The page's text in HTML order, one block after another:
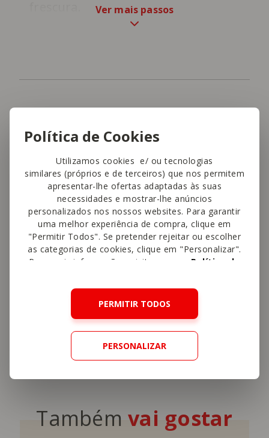
Política de Cookies
Utilizamos cookies e/ ou tecnologias
similares (próprios e de terceiros) que nos permitem
apresentar-lhe ofertas adaptadas às suas
necessidades e mostrar-lhe anúncios
personalizados nos nossos websites. Para garantir
uma melhor experiência de compra, clique em
"Permitir Todos". Se pretender rejeitar ou escolher
as categorias de cookies, clique em "Personalizar".
Para mais informações, visite a nossa Política de
PERMITIR TODOS
PERSONALIZAR
Ver mais passos
Gostou desta receita?
Conte-nos o que achou!
Avalie esta receita
This site is protected by reCAPTCHA and the Google
Privacy Policy and Terms of Service
Menu Semanal Ceviche Atum
Tambémvai gostar